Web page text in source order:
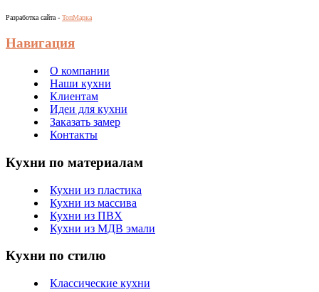
Разработка сайта - ТопМарка
Навигация
О компании
Наши кухни
Клиентам
Идеи для кухни
Заказать замер
Контакты
Кухни по материалам
Кухни из пластика
Кухни из массива
Кухни из ПВХ
Кухни из МДВ эмали
Кухни по стилю
Классические кухни